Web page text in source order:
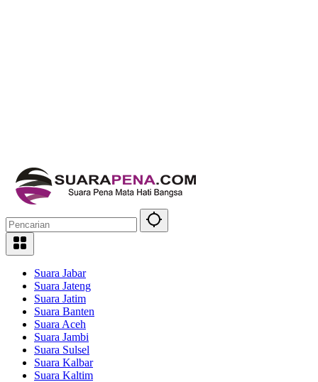
Suara Jabar
Suara Jateng
Suara Jatim
Suara Banten
Suara Aceh
Suara Jambi
Suara Sulsel
Suara Kalbar
Suara Kaltim